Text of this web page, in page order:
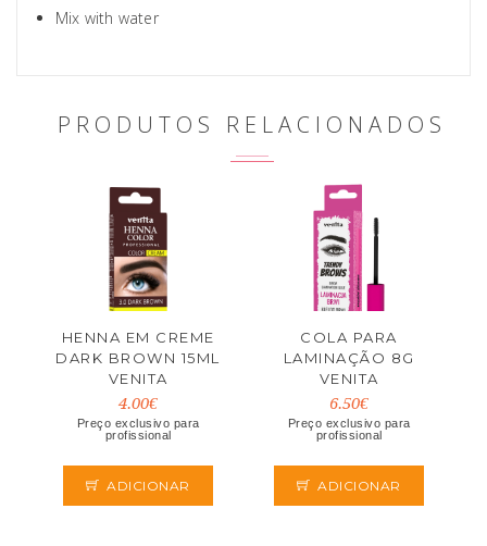
Mix with water
PRODUTOS RELACIONADOS
HENNA EM CREME
DARK BROWN 15ML
VENITA
4.00€
Preço exclusivo para
profissional
ADICIONAR
COLA PARA
LAMINAÇÃO 8G
VENITA
6.50€
Preço exclusivo para
profissional
ADICIONAR